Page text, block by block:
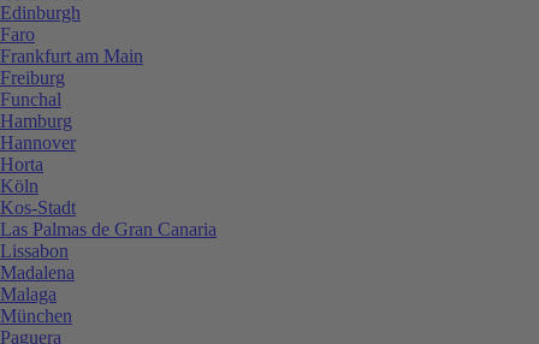
Edinburgh
Faro
Frankfurt am Main
Freiburg
Funchal
Hamburg
Hannover
Horta
Köln
Kos-Stadt
Las Palmas de Gran Canaria
Lissabon
Madalena
Malaga
München
Paguera